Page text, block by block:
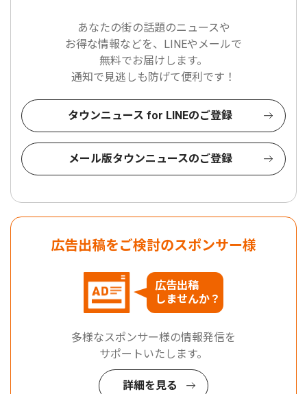
あなたの街の話題のニュースや
お得な情報などを、LINEやメールで
無料でお届けします。
通知で見逃しも防げて便利です！
タウンニュース for LINEのご登録
メール版タウンニュースのご登録
広告出稿をご検討のスポンサー様
広告出稿
しませんか？
多様なスポンサー様の情報発信を
サポートいたします。
詳細を見る